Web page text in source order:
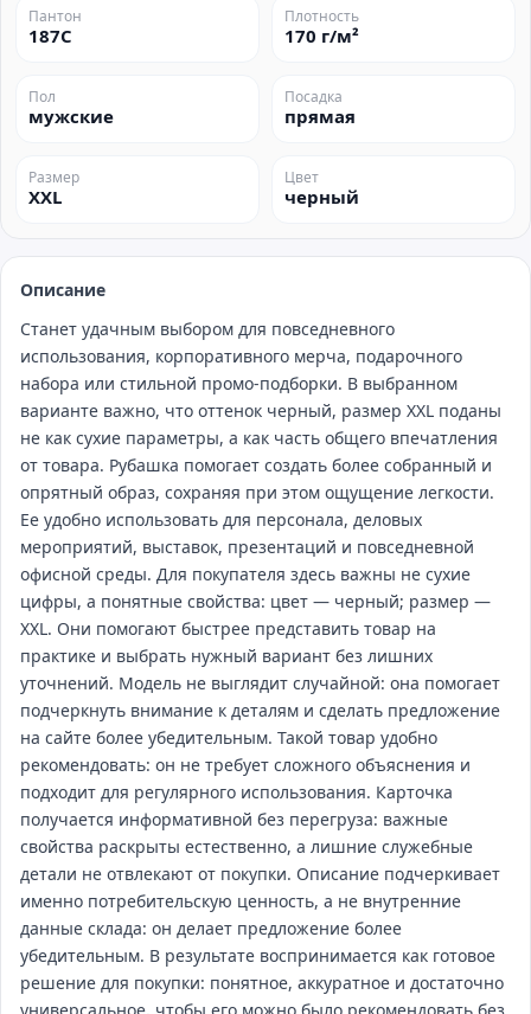
Пантон
187C
Плотность
170 г/м²
Пол
мужские
Посадка
прямая
Размер
XXL
Цвет
черный
Описание
Станет удачным выбором для повседневного
использования, корпоративного мерча, подарочного
набора или стильной промо‑подборки. В выбранном
варианте важно, что оттенок черный, размер XXL поданы
не как сухие параметры, а как часть общего впечатления
от товара. Рубашка помогает создать более собранный и
опрятный образ, сохраняя при этом ощущение легкости.
Ее удобно использовать для персонала, деловых
мероприятий, выставок, презентаций и повседневной
офисной среды. Для покупателя здесь важны не сухие
цифры, а понятные свойства: цвет — черный; размер —
XXL. Они помогают быстрее представить товар на
практике и выбрать нужный вариант без лишних
уточнений. Модель не выглядит случайной: она помогает
подчеркнуть внимание к деталям и сделать предложение
на сайте более убедительным. Такой товар удобно
рекомендовать: он не требует сложного объяснения и
подходит для регулярного использования. Карточка
получается информативной без перегруза: важные
свойства раскрыты естественно, а лишние служебные
детали не отвлекают от покупки. Описание подчеркивает
именно потребительскую ценность, а не внутренние
данные склада: он делает предложение более
убедительным. В результате воспринимается как готовое
решение для покупки: понятное, аккуратное и достаточно